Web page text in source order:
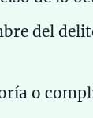
del
o